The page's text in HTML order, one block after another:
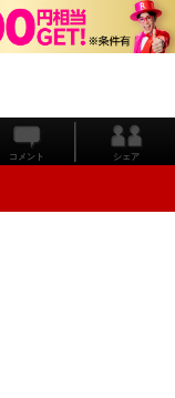
コメント シェア